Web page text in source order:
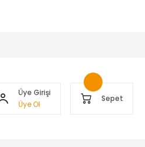
Üye Girişi
Üye Ol
Sepet